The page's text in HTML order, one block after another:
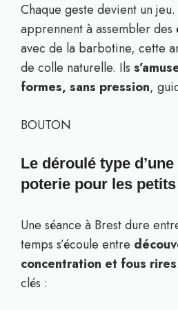
Chaque geste devient un jeu.
apprennent à assembler des
avec de la barbotine, cette
de colle naturelle. Ils
formes, sans pression,
BOUTON
Le déroulé type
poterie pour les
Une séance à Brest dure
temps s’écoule entre
concentration et fous rires
clés :